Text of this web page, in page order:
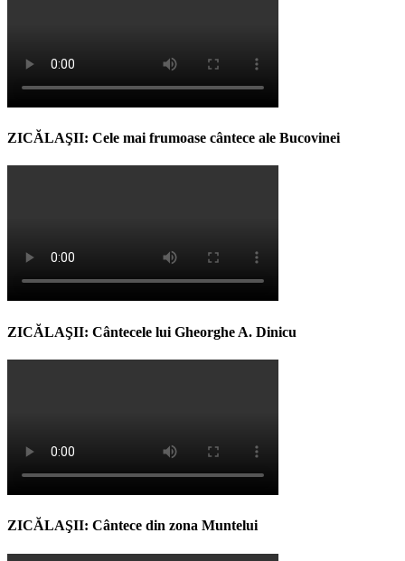
ZICĂLAŞII: Cele mai frumoase cântece ale Bucovinei
ZICĂLAŞII: Cântecele lui Gheorghe A. Dinicu
ZICĂLAŞII: Cântece din zona Muntelui